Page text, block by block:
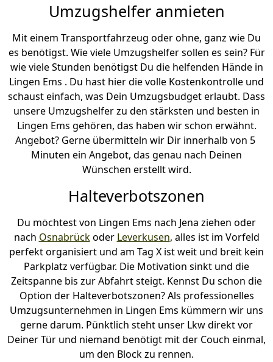
Umzugshelfer anmieten
Mit einem Transportfahrzeug oder ohne, ganz wie Du
es benötigst. Wie viele Umzugshelfer sollen es sein? Für
wie viele Stunden benötigst Du die helfenden Hände in
Lingen Ems . Du hast hier die volle Kostenkontrolle und
schaust einfach, was Dein Umzugsbudget erlaubt. Dass
unsere Umzugshelfer zu den stärksten und besten in
Lingen Ems gehören, das haben wir schon erwähnt.
Angebot? Gerne übermitteln wir Dir innerhalb von 5
Minuten ein Angebot, das genau nach Deinen
Wünschen erstellt wird.
Halteverbotszonen
Du möchtest von Lingen Ems nach Jena ziehen oder
nach Osnabrückoder Leverkusen, alles ist im Vorfeld
perfekt organisiert und am Tag X ist weit und breit kein
Parkplatz verfügbar. Die Motivation sinkt und die
Zeitspanne bis zur Abfahrt steigt. Kennst Du schon die
Option der Halteverbotszonen? Als professionelles
Umzugsunternehmen in Lingen Ems kümmern wir uns
gerne darum. Pünktlich steht unser Lkw direkt vor
Deiner Tür und niemand benötigt mit der Couch einmal,
um den Block zu rennen.